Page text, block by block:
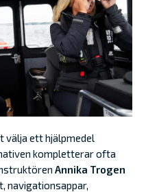
välja ett hjälpmedel
kompletterar ofta
Annika Trogen
navigationsappar,